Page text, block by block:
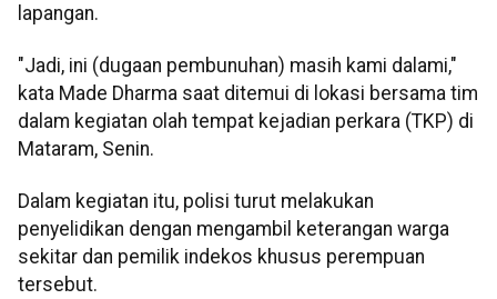
lapangan.
"Jadi, ini (dugaan pembunuhan) masih kami dalami,"
kata Made Dharma saat ditemui di lokasi bersama tim
dalam kegiatan olah tempat kejadian perkara (TKP) di
Mataram, Senin.
Dalam kegiatan itu, polisi turut melakukan
penyelidikan dengan mengambil keterangan warga
sekitar dan pemilik indekos khusus perempuan
tersebut.